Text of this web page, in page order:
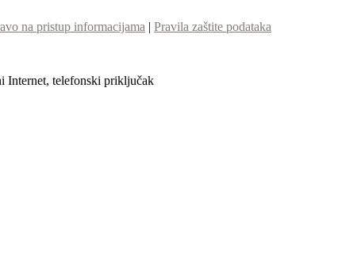
na pristup informacijama | Pravila zaštite podataka
Internet, telefonski priključak